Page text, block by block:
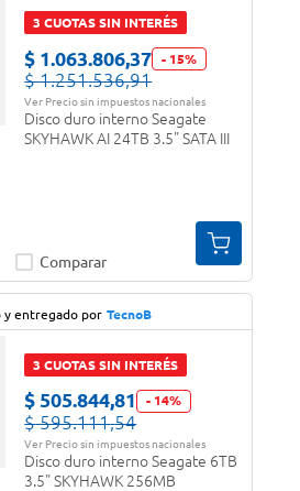
3 CUOTAS SIN INTERÉS
$ 1.063.806,37 - 15%
$ 1.251.536,91
Ver Precio sin impuestos nacionales
Disco duro interno Seagate
SKYHAWK AI 24TB 3.5" SATA III
Comparar
y entregado por TecnoB
3 CUOTAS SIN INTERÉS
$ 505.844,81 - 14%
$ 595.111,54
Ver Precio sin impuestos nacionales
Disco duro interno Seagate 6TB
3.5" SKYHAWK 256MB